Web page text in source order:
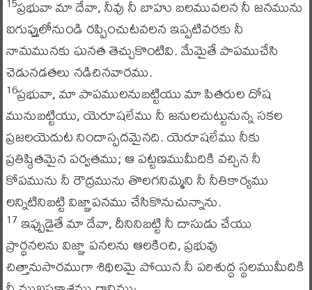
ప్రభువా మా దేవా, నీవు నీ బాహు బలమువలన నీ జనమును
ఐగుప్తులోనుండి రప్పించుటవలన ఇప్పటివరకు నీ
నామమునకు ఘనత తెచ్చుకొంటివి. మేమైతే పాపముచేసి
చెడునడతలు నడిచినవారము.
16ప్రభువా, మా పాపములనుబట్టియు మా పితరుల దోష
మునుబట్టియు, యెరూషలేము నీ జనులచుట్టునున్న సకల
ప్రజలయెదుట నిందాస్పదమైనది. యెరూషలేము నీకు
ప్రతిష్ఠితమైన పర్వతము; ఆ పట్టణముమీదికి వచ్చిన నీ
కోపమును నీ రౌద్రమును తొలగనిమ్మని నీ నీతికార్యము
లన్నిటినిబట్టి విజ్ఞాపనము చేసికొనుచున్నాను.
17ఇప్పుడైతే మా దేవా, దీనినిబట్టి నీ దాసుడు చేయు
ప్రార్థనలను విజ్ఞా పనలను ఆలకించి, ప్రభువు
చిత్తానుసారముగా శిథిలమై పోయిన నీ పరిశుద్ధ స్థలముమీదికి